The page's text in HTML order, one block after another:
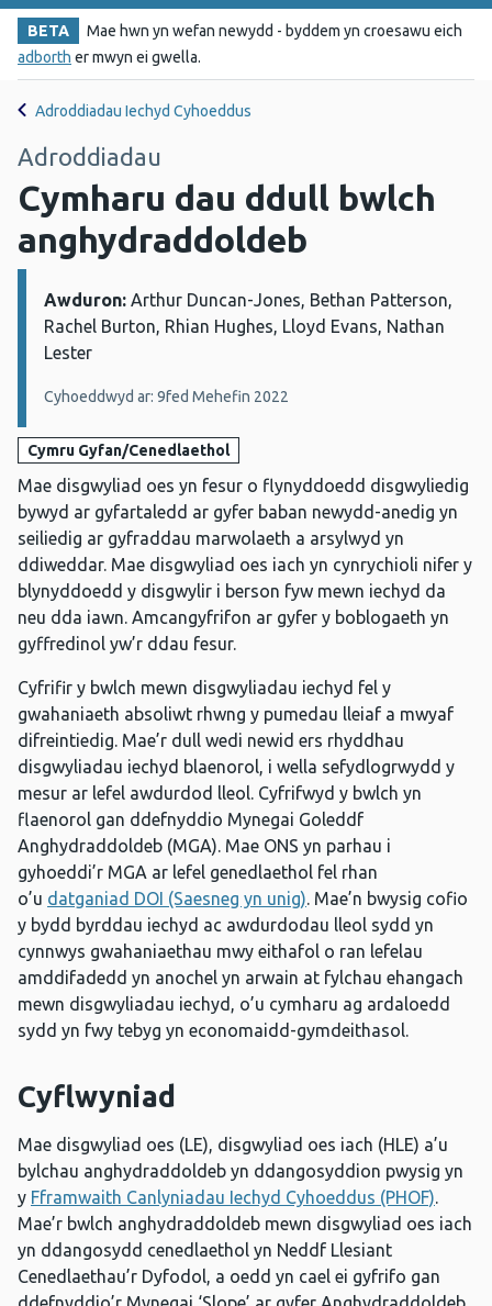
BETA
Mae hwn yn wefan newydd - byddem yn croesawu eich
adborth er mwyn ei gwella.
Adroddiadau Iechyd Cyhoeddus
Adroddiadau
Cymharu dau ddull bwlch
anghydraddoldeb
Manylion:
Awduron: Arthur Duncan-Jones, Bethan Patterson,
Rachel Burton, Rhian Hughes, Lloyd Evans, Nathan
Lester
Cyhoeddwyd ar: 9fed Mehefin 2022
Cymru Gyfan/Cenedlaethol
Mae disgwyliad oes yn fesur o flynyddoedd disgwyliedig
bywyd ar gyfartaledd ar gyfer baban newydd-anedig yn
seiliedig ar gyfraddau marwolaeth a arsylwyd yn
ddiweddar. Mae disgwyliad oes iach yn cynrychioli nifer y
blynyddoedd y disgwylir i berson fyw mewn iechyd da
neu dda iawn. Amcangyfrifon ar gyfer y boblogaeth yn
gyffredinol yw’r ddau fesur.
Cyfrifir y bwlch mewn disgwyliadau iechyd fel y
gwahaniaeth absoliwt rhwng y pumedau lleiaf a mwyaf
difreintiedig. Mae’r dull wedi newid ers rhyddhau
disgwyliadau iechyd blaenorol, i wella sefydlogrwydd y
mesur ar lefel awdurdod lleol. Cyfrifwyd y bwlch yn
flaenorol gan ddefnyddio Mynegai Goleddf
Anghydraddoldeb (MGA). Mae ONS yn parhau i
gyhoeddi’r MGA ar lefel genedlaethol fel rhan
o’u datganiad DOI (Saesneg yn unig). Mae’n bwysig cofio
y bydd byrddau iechyd ac awdurdodau lleol sydd yn
cynnwys gwahaniaethau mwy eithafol o ran lefelau
amddifadedd yn anochel yn arwain at fylchau ehangach
mewn disgwyliadau iechyd, o’u cymharu ag ardaloedd
sydd yn fwy tebyg yn economaidd-gymdeithasol.
Cyflwyniad
Mae disgwyliad oes (LE), disgwyliad oes iach (HLE) a’u
bylchau anghydraddoldeb yn ddangosyddion pwysig yn
y Fframwaith Canlyniadau Iechyd Cyhoeddus (PHOF).
Mae’r bwlch anghydraddoldeb mewn disgwyliad oes iach
yn ddangosydd cenedlaethol yn Neddf Llesiant
Cenedlaethau’r Dyfodol, a oedd yn cael ei gyfrifo gan